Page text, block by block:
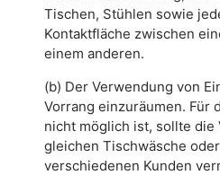
Tischen, Stühlen sowie
Kontaktfläche zwischen
einem anderen.
(b) Der Verwendung von
Vorrang einzuräumen. Für
nicht möglich ist, sollte die
gleichen Tischwäsche
verschiedenen Kunden